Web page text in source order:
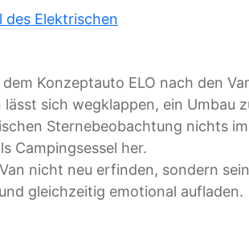
des Elektrischen
Konzeptauto ELO nach den
sich wegklappen, ein Umbau
Sternebeobachtung nichts im
Campingsessel her.
nicht neu erfinden, sondern
gleichzeitig emotional aufladen.